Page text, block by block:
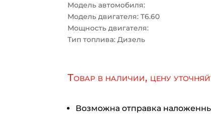
Модель автомобиля:
Модель двигателя: T6.60
Мощность двигателя:
Тип топлива: Дизель
Товар в наличии, цену
Возможна отправка